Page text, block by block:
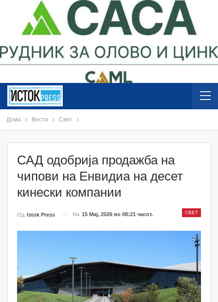
Дома Вести Свет
САД одобрија продажба на
чипови на Енвидиа на десет
кинески компании
СВЕТ
Од Istok Press На 15 Мај, 2026 во 08:21 часот.